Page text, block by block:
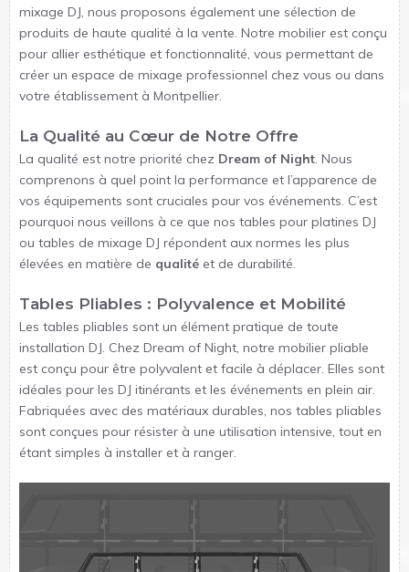
mixage DJ, nous proposons également une sélection de
produits de haute qualité à la vente. Notre mobilier est conçu
pour allier esthétique et fonctionnalité, vous permettant de
créer un espace de mixage professionnel chez vous ou dans
votre établissement à Montpellier.
La Qualité au Cœur de Notre Offre
La qualité est notre priorité chez Dream of Night . Nous
comprenons à quel point la performance et l’apparence de
vos équipements sont cruciales pour vos événements. C’est
pourquoi nous veillons à ce que nos tables pour platines DJ
ou tables de mixage DJ répondent aux normes les plus
élevées en matière de qualité et de durabilité.
Tables Pliables : Polyvalence et Mobilité
Les tables pliables sont un élément pratique de toute
installation DJ. Chez Dream of Night, notre mobilier pliable
est conçu pour être polyvalent et facile à déplacer. Elles sont
idéales pour les DJ itinérants et les événements en plein air.
Fabriquées avec des matériaux durables, nos tables pliables
sont conçues pour résister à une utilisation intensive, tout en
étant simples à installer et à ranger.